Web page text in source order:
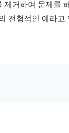
제거하여 문제를
전형적인 예라고